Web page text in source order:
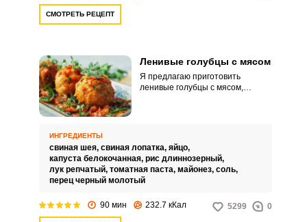
СМОТРЕТЬ РЕЦЕПТ
Ленивые голубцы с мясом
Я предлагаю приготовить
ленивые голубцы с мясом,
ИНГРЕДИЕНТЫ
свиная шея, свиная лопатка, яйцо,
капуста белокочанная, рис длиннозерный,
лук репчатый, томатная паста, майонез, соль,
перец черный молотый
90 мин 232.7 кКал 5299 0